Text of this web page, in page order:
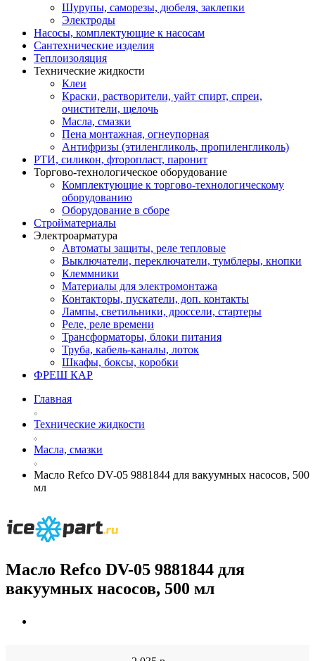
Шурупы, саморезы, дюбеля, заклепки
Электроды
Насосы, комплектующие к насосам
Сантехнические изделия
Теплоизоляция
Технические жидкости
Клеи
Краски, растворители, уайт спирт, спреи,
очистители, щелочь
Масла, смазки
Пена монтажная, огнеупорная
Антифризы (этиленгликоль, пропиленгликоль)
РТИ, силикон, фторопласт, паронит
Торгово-технологическое оборудование
Комплектующие к торгово-технологическому
оборудованию
Оборудование в сборе
Стройматериалы
Электроарматура
Автоматы защиты, реле тепловые
Выключатели, переключатели, тумблеры, кнопки
Клеммники
Материалы для электромонтажа
Контакторы, пускатели, доп. контакты
Лампы, светильники, дроссели, стартеры
Реле, реле времени
Трансформаторы, блоки питания
Труба, кабель-каналы, лоток
Шкафы, боксы, коробки
ФРЕШ КАР
Главная
Технические жидкости
Масла, смазки
Масло Refco DV-05 9881844 для вакуумных насосов, 500
мл
Масло Refco DV-05 9881844 для
вакуумных насосов, 500 мл